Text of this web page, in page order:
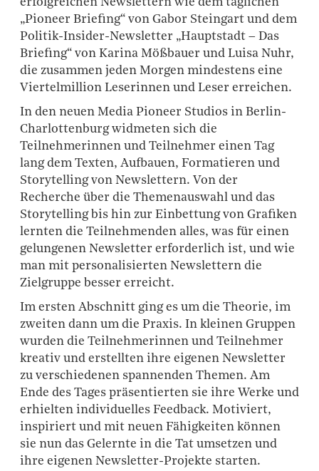
„Pioneer Briefing“ von Gabor Steingart und dem
Politik-Insider-Newsletter „Hauptstadt – Das
Briefing“ von Karina Mößbauer und Luisa Nuhr,
die zusammen jeden Morgen mindestens eine
Viertelmillion Leserinnen und Leser erreichen.
In den neuen Media Pioneer Studios in Berlin-
Charlottenburg widmeten sich die
Teilnehmerinnen und Teilnehmer einen Tag
lang dem Texten, Aufbauen, Formatieren und
Storytelling von Newslettern. Von der
Recherche über die Themenauswahl und das
Storytelling bis hin zur Einbettung von Grafiken
lernten die Teilnehmenden alles, was für einen
gelungenen Newsletter erforderlich ist, und wie
man mit personalisierten Newslettern die
Zielgruppe besser erreicht.
Im ersten Abschnitt ging es um die Theorie, im
zweiten dann um die Praxis. In kleinen Gruppen
wurden die Teilnehmerinnen und Teilnehmer
kreativ und erstellten ihre eigenen Newsletter
zu verschiedenen spannenden Themen. Am
Ende des Tages präsentierten sie ihre Werke und
erhielten individuelles Feedback. Motiviert,
inspiriert und mit neuen Fähigkeiten können
sie nun das Gelernte in die Tat umsetzen und
ihre eigenen Newsletter-Projekte starten.